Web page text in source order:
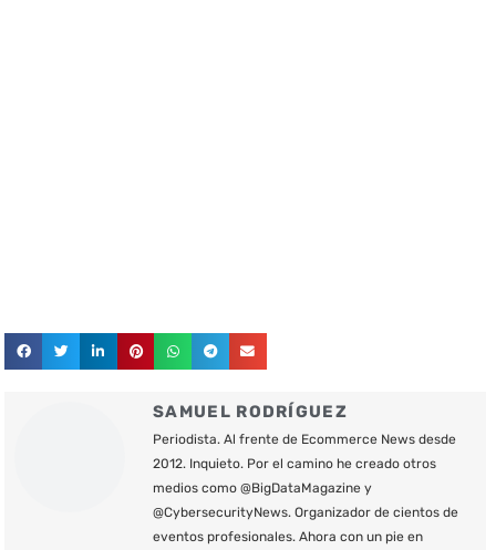
SAMUEL RODRÍGUEZ
Periodista. Al frente de Ecommerce News desde
2012. Inquieto. Por el camino he creado otros
medios como @BigDataMagazine y
@CybersecurityNews. Organizador de cientos de
eventos profesionales. Ahora con un pie en